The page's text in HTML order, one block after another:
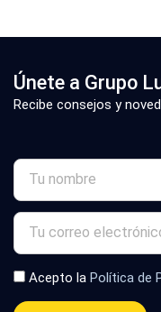
Únete a Grupo
Recibe consejos y
Acepto la Política de